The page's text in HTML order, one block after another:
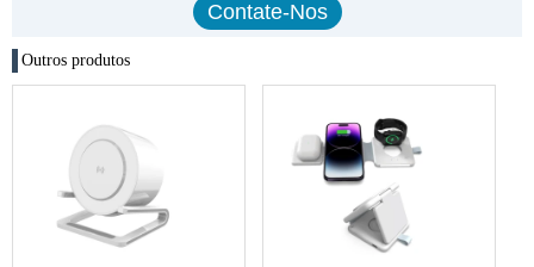
Outros produtos